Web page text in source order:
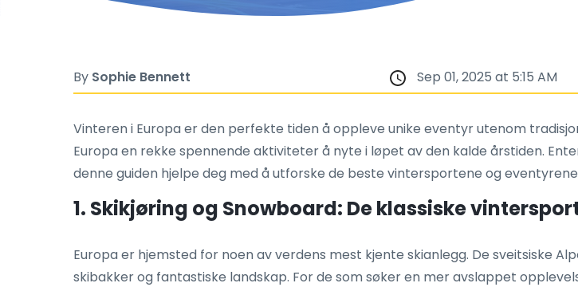
By Sophie Bennett Sep 01, 2025 at 5:15 AM
Vinteren i Europa er den perfekte tiden å oppleve unike eventyr utenom
Europa en rekke spennende aktiviteter å nyte i løpet av den kalde årstiden.
denne guiden hjelpe deg med å utforske de beste vintersportene og eventyrene
1. Skikjøring og Snowboard: De klassiske
Europa er hjemsted for noen av verdens mest kjente skianlegg. De sveitsiske
skibakker og fantastiske landskap. For de som søker en mer avslappet